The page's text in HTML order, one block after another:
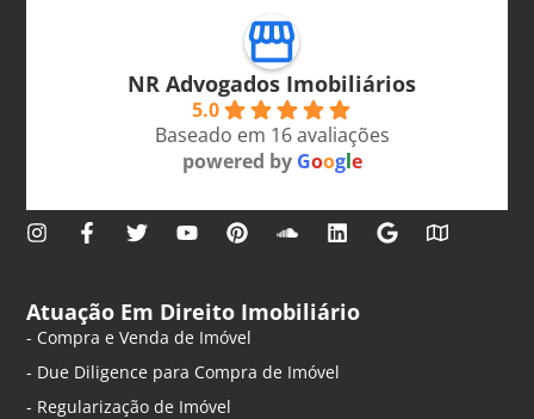
NR Advogados Imobiliários
5.0
Baseado em 16 avaliações
powered by Google
Atuação Em Direito Imobiliário
- Compra e Venda de Imóvel
- Due Diligence para Compra de Imóvel
- Regularização de Imóvel